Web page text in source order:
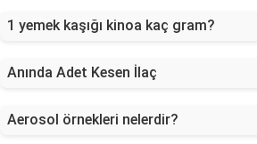
1 yemek kaşığı kinoa kaç gram?
Anında Adet Kesen İlaç
Aerosol örnekleri nelerdir?